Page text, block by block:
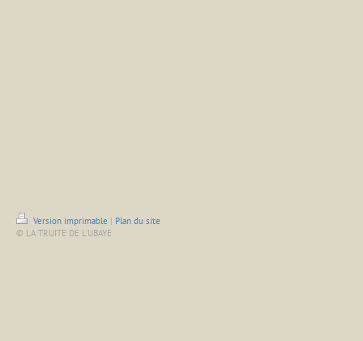
Version imprimable | Plan du site
© LA TRUITE DE L'UBAYE